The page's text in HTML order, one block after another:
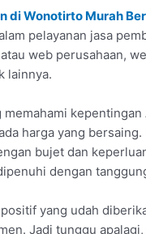
di Wonotirto Murah
pelayanan jasa
web perusahaan,
lainnya.
memahami
harga yang
bujet dan
dengan
yang udah
Jadi tunggu